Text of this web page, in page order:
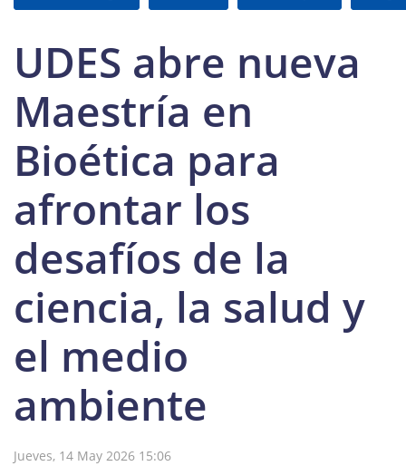
UDES abre nueva
Maestría en
Bioética para
afrontar los
desafíos de la
ciencia, la salud y
el medio
ambiente
Jueves, 14 May 2026 15:06